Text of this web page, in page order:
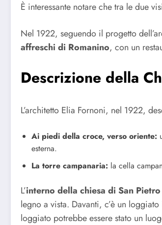
È interessante notare che tra le due
Nel 1922, seguendo il progetto
affreschi di Romanino, con un
Descrizione della
L’architetto Elia Fornoni, nel 1922,
Ai piedi della croce, verso oriente:
esterna.
La torre campanaria: la cella
L’interno della chiesa di San Pietro
legno a vista. Davanti, c’è un
loggiato potrebbe essere stato un